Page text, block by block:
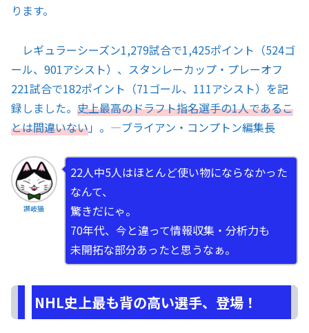
ります。
レギュラーシーズン1,279試合で1,425ポイント（524ゴ
ール、901アシスト）、スタンレーカップ・プレーオフ
221試合で182ポイント（71ゴール、111アシスト）を記
録しました。 史上最高のドラフト指名選手の1人であるこ
とは間違いない」。—ブライアン・コンプトン編集長
讃岐猫
22人中5人はほとんど使い物にならなかった
なんて、
驚きだにゃ。
70年代、今と違って情報収集・分析力も
未開拓な部分あったと思うなぁ。
NHL史上最も背の高い選手、登場！